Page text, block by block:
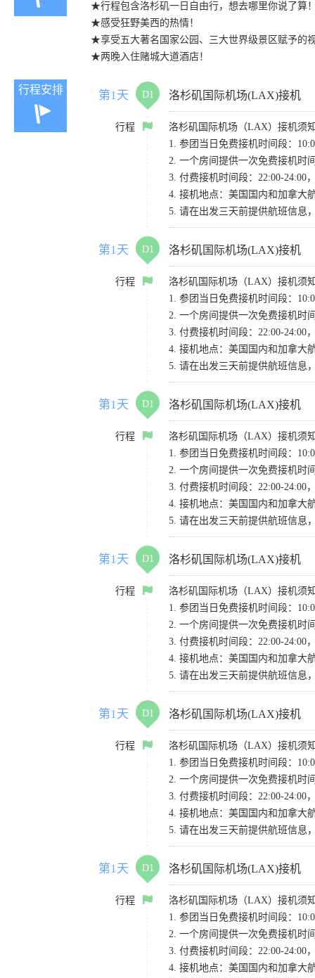
★行程包含洛杉矶一日自由行，想去哪里你说了算
★感受狂野美西的热情！
★享受五大著名国家公园、三大世界级景区赋予的
★两晚入住赌城大道酒店！
行程安排 第1天 D1 洛杉矶国际机场(LAX)接机
行程
洛杉矶国际机场（LAX）接机须
1. 参团当日免费接机时间段：
2. 一个房间提供一次免费接机时
3. 付费接机时间段：22:00-24:00
4. 接机地点：美国国内和加拿大
5. 请在出发三天前提供航班信息
第1天 D1 洛杉矶国际机场(LAX)接机
行程
洛杉矶国际机场（LAX）接机须
1. 参团当日免费接机时间段：
2. 一个房间提供一次免费接机时
3. 付费接机时间段：22:00-24:00
4. 接机地点：美国国内和加拿大
5. 请在出发三天前提供航班信息
第1天 D1 洛杉矶国际机场(LAX)接机
行程
洛杉矶国际机场（LAX）接机须
1. 参团当日免费接机时间段：
2. 一个房间提供一次免费接机时
3. 付费接机时间段：22:00-24:00
4. 接机地点：美国国内和加拿大
5. 请在出发三天前提供航班信息
第1天 D1 洛杉矶国际机场(LAX)接机
行程
洛杉矶国际机场（LAX）接机须
1. 参团当日免费接机时间段：
2. 一个房间提供一次免费接机时
3. 付费接机时间段：22:00-24:00
4. 接机地点：美国国内和加拿大
5. 请在出发三天前提供航班信息
第1天 D1 洛杉矶国际机场(LAX)接机
行程
洛杉矶国际机场（LAX）接机须
1. 参团当日免费接机时间段：
2. 一个房间提供一次免费接机时
3. 付费接机时间段：22:00-24:00
4. 接机地点：美国国内和加拿大
5. 请在出发三天前提供航班信息
第1天 D1 洛杉矶国际机场(LAX)接机
行程
洛杉矶国际机场（LAX）接机须
1. 参团当日免费接机时间段：
2. 一个房间提供一次免费接机时
3. 付费接机时间段：22:00-24:00
4. 接机地点：美国国内和加拿大